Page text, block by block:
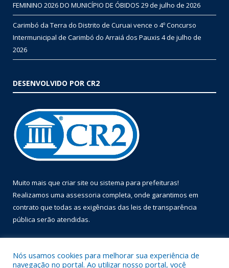
FEMININO 2026 DO MUNICÍPIO DE ÓBIDOS 29 de julho de 2026
Carimbó da Terra do Distrito de Curuai vence o 4º Concurso
Intermunicipal de Carimbó do Arraiá dos Pauxis 4 de julho de
2026
DESENVOLVIDO POR CR2
Muito mais que criar site ou sistema para prefeituras!
Realizamos uma assessoria completa, onde garantimos em
contrato que todas as exigências das leis de transparência
pública serão atendidas.
Nós usamos cookies para melhorar sua experiência de
navegação no portal. Ao utilizar nosso portal, você